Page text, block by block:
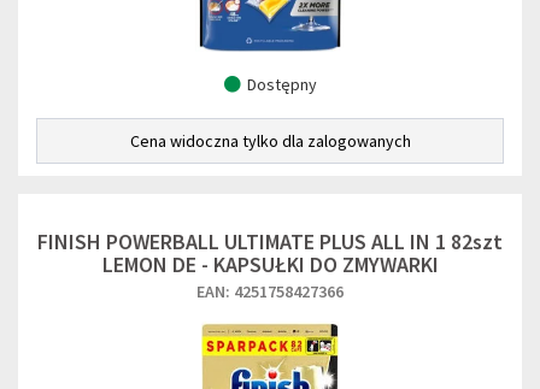
Dostępny
Cena widoczna tylko dla zalogowanych
FINISH POWERBALL ULTIMATE PLUS ALL IN 1 82szt
LEMON DE - KAPSUŁKI DO ZMYWARKI
EAN: 4251758427366